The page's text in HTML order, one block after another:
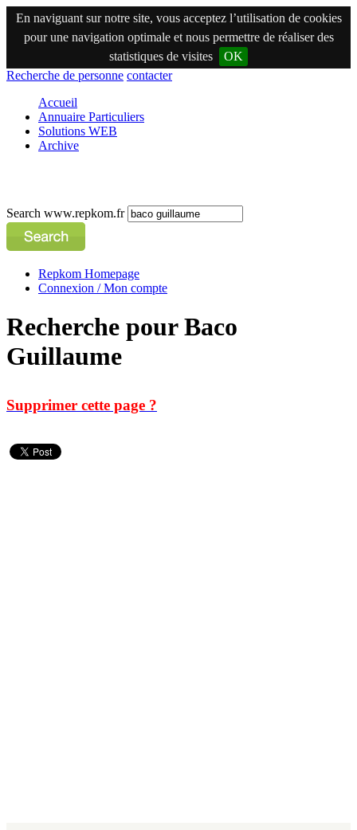
En naviguant sur notre site, vous acceptez l’utilisation de cookies
pour une navigation optimale et nous permettre de réaliser des
statistiques de visites
OK
Recherche de personne contacter
Accueil
Annuaire Particuliers
Solutions WEB
Archive
Search www.repkom.fr
Repkom Homepage
Connexion / Mon compte
Recherche pour Baco
Guillaume
Supprimer cette page ?